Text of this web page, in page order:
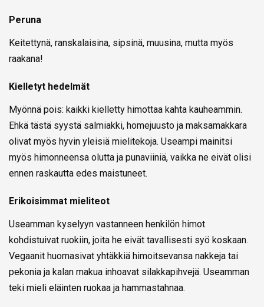
Peruna
Keitettynä, ranskalaisina, sipsinä, muusina, mutta myös
raakana!
Kielletyt hedelmät
Myönnä pois: kaikki kielletty himottaa kahta kauheammin.
Ehkä tästä syystä salmiakki, homejuusto ja maksamakkara
olivat myös hyvin yleisiä mielitekoja. Useampi mainitsi
myös himonneensa olutta ja punaviiniä, vaikka ne eivät olisi
ennen raskautta edes maistuneet.
Erikoisimmat mieliteot
Useamman kyselyyn vastanneen henkilön himot
kohdistuivat ruokiin, joita he eivät tavallisesti syö koskaan.
Vegaanit huomasivat yhtäkkiä himoitsevansa nakkeja tai
pekonia ja kalan makua inhoavat silakkapihvejä. Useamman
teki mieli eläinten ruokaa ja hammastahnaa.